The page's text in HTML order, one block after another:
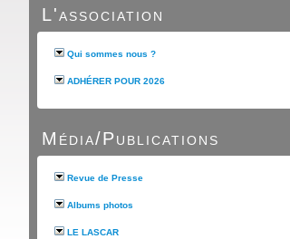
L'association
Qui sommes nous ?
ADHÉRER POUR 2026
Média/Publications
Revue de Presse
Albums photos
LE LASCAR